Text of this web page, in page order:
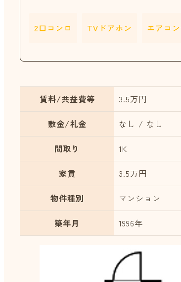
2口コンロ TVドアホン エアコ
賃料/共益費等 3.5万円
敷金/礼金 なし / なし
間取り 1K
家賃 3.5万円
物件種別 マンション
築年月 1996年